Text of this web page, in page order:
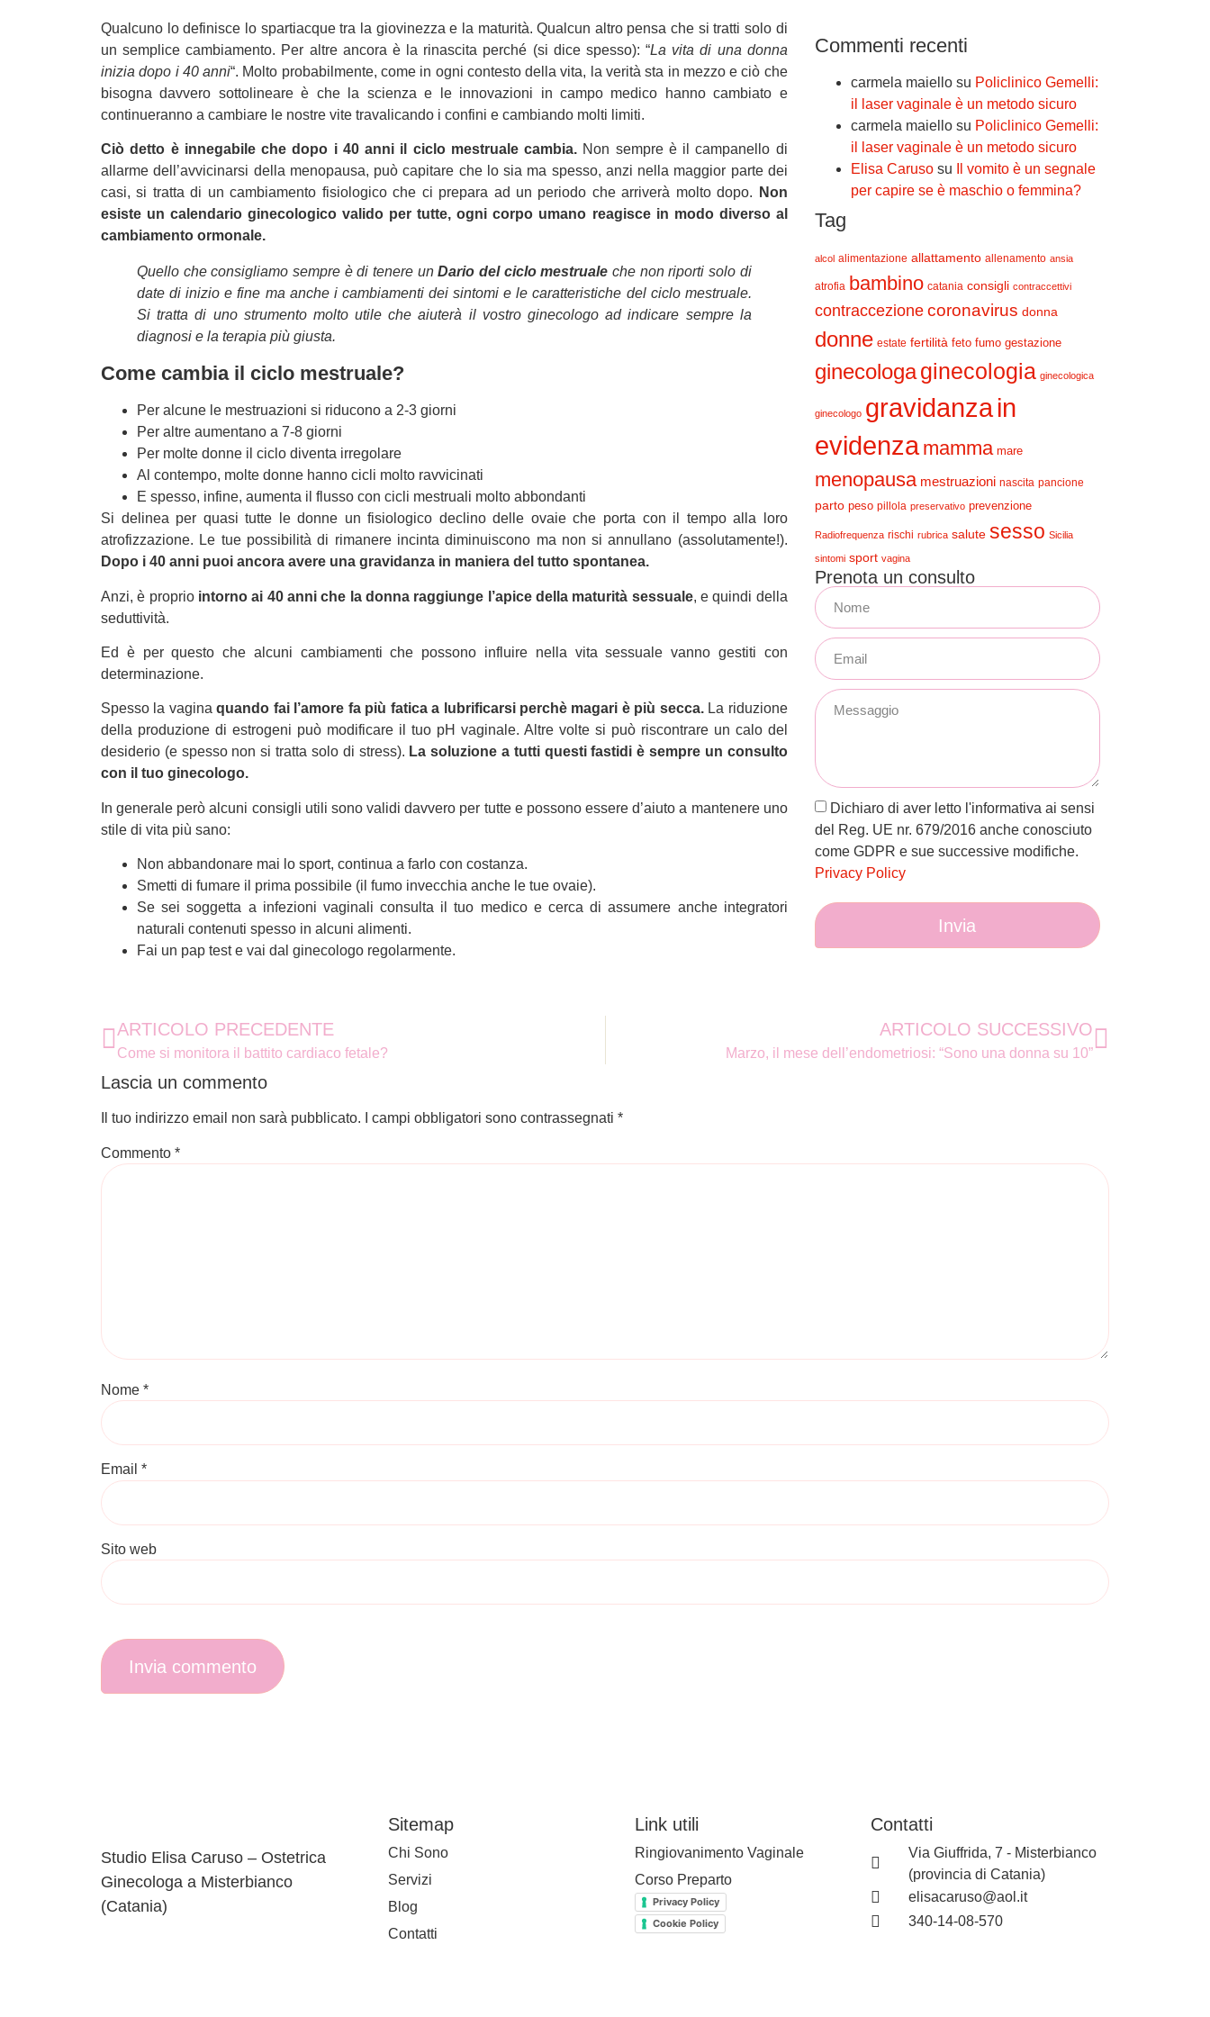
Qualcuno lo definisce lo spartiacque tra la giovinezza e la maturità. Qualcun altro pensa che si tratti solo di
un semplice cambiamento. Per altre ancora è la rinascita perché (si dice spesso): “La vita di una donna
inizia dopo i 40 anni“. Molto probabilmente, come in ogni contesto della vita, la verità sta in mezzo e ciò che
bisogna davvero sottolineare è che la scienza e le innovazioni in campo medico hanno cambiato e
continueranno a cambiare le nostre vite travalicando i confini e cambiando molti limiti.
Ciò detto è innegabile che dopo i 40 anni il ciclo mestruale cambia. Non sempre è il campanello di
allarme dell’avvicinarsi della menopausa, può capitare che lo sia ma spesso, anzi nella maggior parte dei
casi, si tratta di un cambiamento fisiologico che ci prepara ad un periodo che arriverà molto dopo.
Non
esiste un calendario ginecologico valido per tutte, ogni corpo umano reagisce in modo diverso al
cambiamento ormonale.
Quello che consigliamo sempre è di tenere unDario del ciclo mestruale che non riporti solo di
date di inizio e fine ma anche i cambiamenti dei sintomi e le caratteristiche del ciclo mestruale.
Si tratta di uno strumento molto utile che aiuterà il vostro ginecologo ad indicare sempre la
diagnosi e la terapia più giusta.
Come cambia il ciclo mestruale?
Per alcune le mestruazioni si riducono a 2-3 giorni
Per altre aumentano a 7-8 giorni
Per molte donne il ciclo diventa irregolare
Al contempo, molte donne hanno cicli molto ravvicinati
E spesso, infine, aumenta il flusso con cicli mestruali molto abbondanti
Si delinea per quasi tutte le donne un fisiologico declino delle ovaie che porta con il tempo alla loro
atrofizzazione. Le tue possibilità di rimanere incinta diminuiscono ma non si annullano (assolutamente!).
Dopo i 40 anni puoi ancora avere una gravidanza in maniera del tutto spontanea.
Anzi, è proprio intorno ai 40 anni che la donna raggiunge l’apice della maturità sessuale, e quindi della
seduttività.
Ed è per questo che alcuni cambiamenti che possono influire nella vita sessuale vanno gestiti con
determinazione.
Spesso la vaginaquando fai l’amore fa più fatica a lubrificarsi perchè magari è più secca.La riduzione
della produzione di estrogeni può modificare il tuo pH vaginale. Altre volte si può riscontrare un calo del
desiderio (e spesso non si tratta solo di stress). La soluzione a tutti questi fastidi è sempre un consulto
con il tuo ginecologo.
In generale però alcuni consigli utili sono validi davvero per tutte e possono essere d’aiuto a mantenere uno
stile di vita più sano:
Non abbandonare mai lo sport, continua a farlo con costanza.
Smetti di fumare il prima possibile (il fumo invecchia anche le tue ovaie).
Se sei soggetta a infezioni vaginali consulta il tuo medico e cerca di assumere anche integratori
naturali contenuti spesso in alcuni alimenti.
Fai un pap test e vai dal ginecologo regolarmente.
Commenti recenti
carmela maiellosu Policlinico Gemelli:
il laser vaginale è un metodo sicuro
carmela maiellosu Policlinico Gemelli:
il laser vaginale è un metodo sicuro
Elisa Carusosu
Il vomito è un segnale
per capire se è maschio o femmina?
Tag
alcol alimentazione allattamento allenamento ansia
atrofia bambino catania consigli contraccettivi
contraccezione coronavirus donna
donne estate fertilità feto fumo gestazione
ginecologaginecologia ginecologica
ginecologo gravidanzain
evidenza mamma mare
menopausa mestruazioni nascita pancione
parto peso pillola preservativo prevenzione
Radiofrequenza rischi rubrica salute sesso Sicilia
sintomi sport vagina
Prenota un consulto
Dichiaro di aver letto l'informativa ai sensi
del Reg. UE nr. 679/2016 anche conosciuto
come GDPR e sue successive modifiche.
Privacy Policy
Invia
ARTICOLO PRECEDENTE
Come si monitora il battito cardiaco fetale?
ARTICOLO SUCCESSIVO
Marzo, il mese dell’endometriosi: “Sono una donna su 10”
Lascia un commento
Il tuo indirizzo email non sarà pubblicato. I campi obbligatori sono contrassegnati *
Commento *
Nome *
Email *
Sito web
Studio Elisa Caruso – Ostetrica
Ginecologa a Misterbianco
(Catania)
Sitemap
Chi Sono
Servizi
Blog
Contatti
Link utili
Ringiovanimento Vaginale
Corso Preparto
Privacy Policy
Cookie Policy
Contatti
Via Giuffrida, 7 - Misterbianco
(provincia di Catania)
elisacaruso@aol.it
340-14-08-570